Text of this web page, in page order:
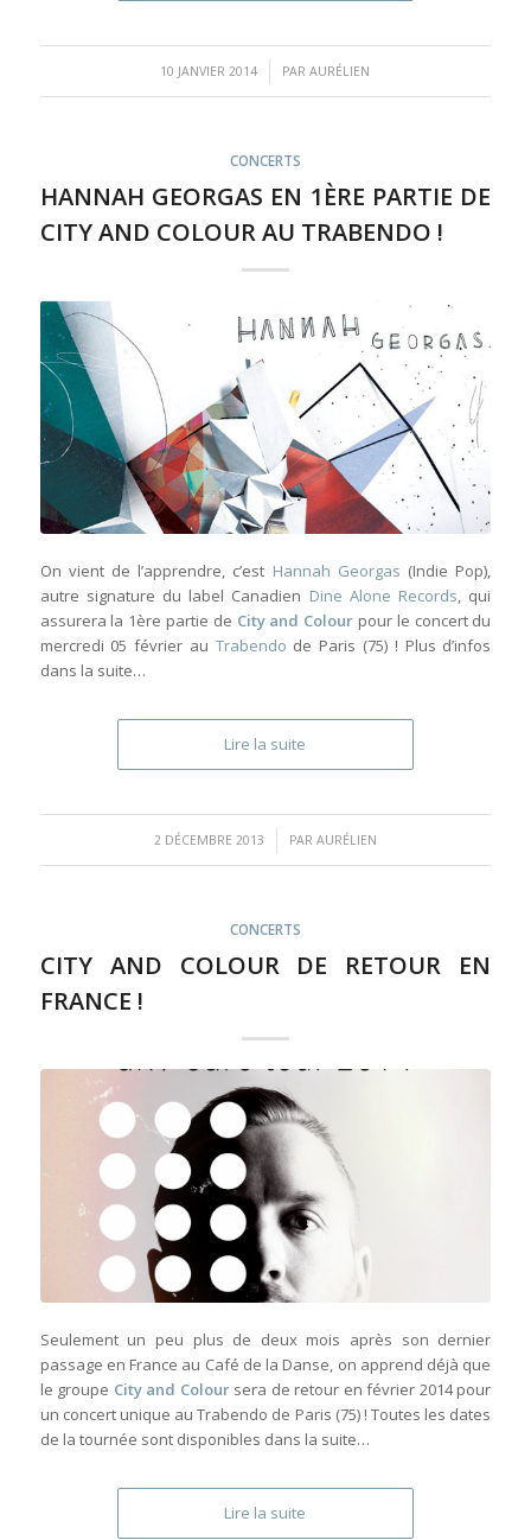
10 JANVIER 2014
/ PARAURÉLIEN
CONCERTS
HANNAH GEORGAS EN 1ÈRE PARTIE DE
CITY AND COLOUR AU TRABENDO !
On vient de l’apprendre, c’est Hannah Georgas (Indie Pop),
autre signature du label Canadien Dine Alone Records, qui
assurera la 1ère partie de City and Colour pour le concert du
mercredi 05 février au Trabendo de Paris (75) ! Plus d’infos
dans la suite…
Lire la suite
2 DÉCEMBRE 2013
/ PAR AURÉLIEN
CONCERTS
CITY AND COLOUR DE RETOUR EN
FRANCE !
Seulement un peu plus de deux mois après son dernier
passage en France au Café de la Danse, on apprend déjà que
le groupe City and Coloursera de retour en février 2014 pour
un concert unique au Trabendo de Paris (75) ! Toutes les dates
de la tournée sont disponibles dans la suite…
Lire la suite